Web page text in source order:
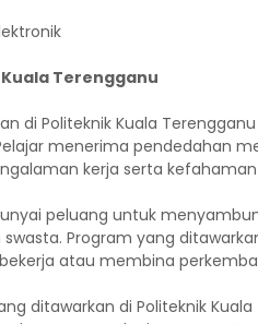
Terengganu
di Politeknik Kuala
menerima pendedahan
kerja serta
peluang untuk
Program yang
atau membina
ditawarkan di Politeknik